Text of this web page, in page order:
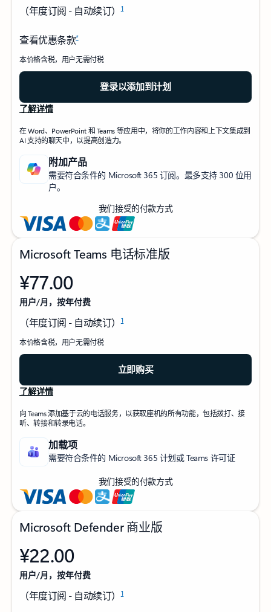
（年度订阅 - 自动续订）1
查看优惠条款*
本价格含税，用户无需付税
登录以添加到计划
了解详情
在 Word、PowerPoint 和 Teams 等应用中，将你的工作内容和上下文集成到
AI 支持的聊天中，以提高创造力。
附加产品
需要符合条件的 Microsoft 365 订阅。最多支持 300 位用
户。
我们接受的付款方式
Microsoft Teams 电话标准版
¥77.00
用户/月，按年付费
（年度订阅 - 自动续订）1
本价格含税，用户无需付税
立即购买
了解详情
向 Teams 添加基于云的电话服务，以获取座机的所有功能，包括拨打、接
听、转接和转录电话。
加载项
需要符合条件的 Microsoft 365 计划或 Teams 许可证
我们接受的付款方式
Microsoft Defender 商业版
¥22.00
用户/月，按年付费
（年度订阅 - 自动续订）1